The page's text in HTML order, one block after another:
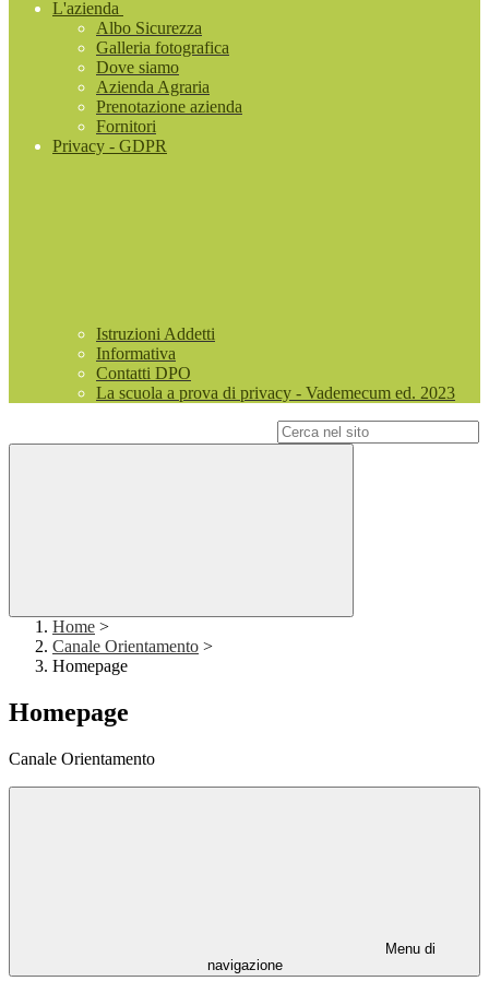
L'azienda
Albo Sicurezza
Galleria fotografica
Dove siamo
Azienda Agraria
Prenotazione azienda
Fornitori
Privacy - GDPR
Istruzioni Addetti
Informativa
Contatti DPO
La scuola a prova di privacy - Vademecum ed. 2023
Home >
Canale Orientamento >
Homepage
Homepage
Canale Orientamento
Menu di
navigazione